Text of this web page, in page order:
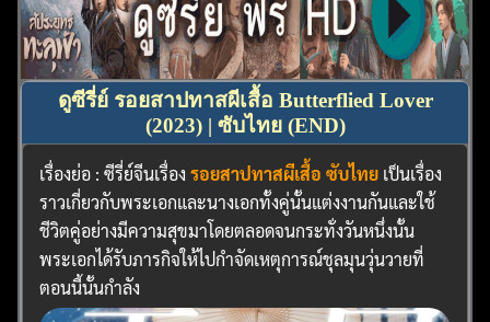
ดูซีรี่ย์ รอยสาปทาสผีเสื้อ Butterflied Lover
(2023) | ซับไทย (END)
เรื่องย่อ : ซีรี่ย์จีนเรื่องรอยสาปทาสผีเสื้อ ซับไทย เป็นเรื่อง
ราวเกี่ยวกับพระเอกและนางเอกทั้งคู่นั้นแต่งงานกันและใช้
ชีวิตคู่อย่างมีความสุขมาโดยตลอดจนกระทั่งวันหนึ่งนั้น
พระเอกได้รับภารกิจให้ไปกำจัดเหตุการณ์ชุลมุนวุ่นวายที่
ตอนนี้นั้นกำลัง